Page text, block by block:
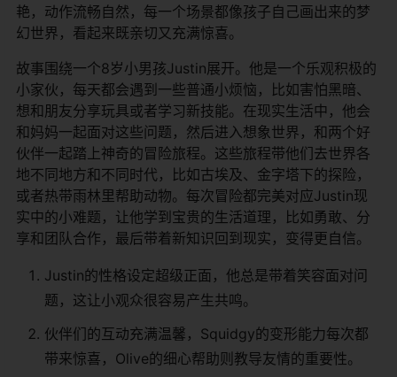
艳，动作流畅自然，每一个场景都像孩子自己画出来的梦
幻世界，看起来既亲切又充满惊喜。
故事围绕一个8岁小男孩Justin展开。他是一个乐观积极的
小家伙，每天都会遇到一些普通小烦恼，比如害怕黑暗、
想和朋友分享玩具或者学习新技能。在现实生活中，他会
和妈妈一起面对这些问题，然后进入想象世界，和两个好
伙伴一起踏上神奇的冒险旅程。这些旅程带他们去世界各
地不同地方和不同时代，比如古埃及、金字塔下的探险，
或者热带雨林里帮助动物。每次冒险都完美对应Justin现
实中的小难题，让他学到宝贵的生活道理，比如勇敢、分
享和团队合作，最后带着新知识回到现实，变得更自信。
Justin的性格设定超级正面，他总是带着笑容面对问
题，这让小观众很容易产生共鸣。
伙伴们的互动充满温馨，Squidgy的变形能力每次都
带来惊喜，Olive的细心帮助则教导友情的重要性。